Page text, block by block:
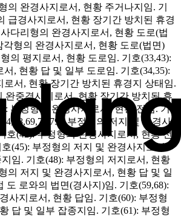
의 완경사지로서, 현황 주거나지임. 기
급경사지로서, 현황 장기간 방치된 휴경
다리형의 완경사지로서, 현황 도로(법
각형의 완경사지로서, 현황 도로(법면)
의 평지로서, 현황 도로임. 기호(33,43):
, 현황 답 및 일부 도로임. 기호(34,35):
서, 현황 장기간 방치된 휴경지 상태임.
완중경사지로서, 현황 장기간 방치된 휴
부정형의 완경사지로서, 현황 전임. 기
54,58,69,72,79): 부정형의 저지 및 완경사
호(42): 부정형의 완경사지로서, 현황 전
(45): 부정형의 저지 및 완경사지로서,
임. 기호(48): 부정형의 저지로서, 현황
의 저지 및 완경사지로서, 현황 답 및 일
도 로와의 법면(경사지)임. 기호(59,68):
사지로서, 현황 답임. 기호(60): 부정형
답 및 일부 잡종지임. 기호(61): 부정형